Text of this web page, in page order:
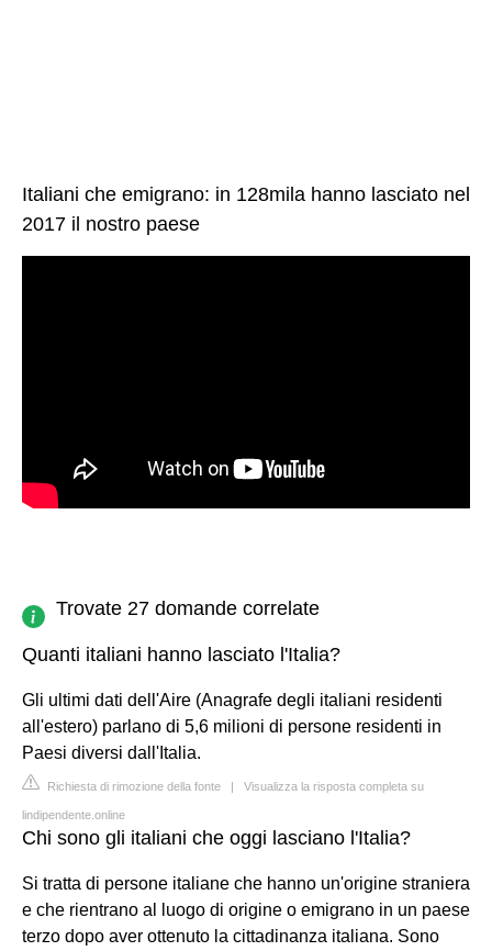
Italiani che emigrano: in 128mila hanno lasciato nel
2017 il nostro paese
Trovate 27 domande correlate
Quanti italiani hanno lasciato l'Italia?
Gli ultimi dati dell'Aire (Anagrafe degli italiani residenti
all'estero) parlano di 5,6 milioni di persone residenti in
Paesi diversi dall'Italia.
Richiesta di rimozione della fonte | Visualizza la risposta completa su
lindipendente.online
Chi sono gli italiani che oggi lasciano l'Italia?
Si tratta di persone italiane che hanno un'origine straniera
e che rientrano al luogo di origine o emigrano in un paese
terzo dopo aver ottenuto la cittadinanza italiana. Sono